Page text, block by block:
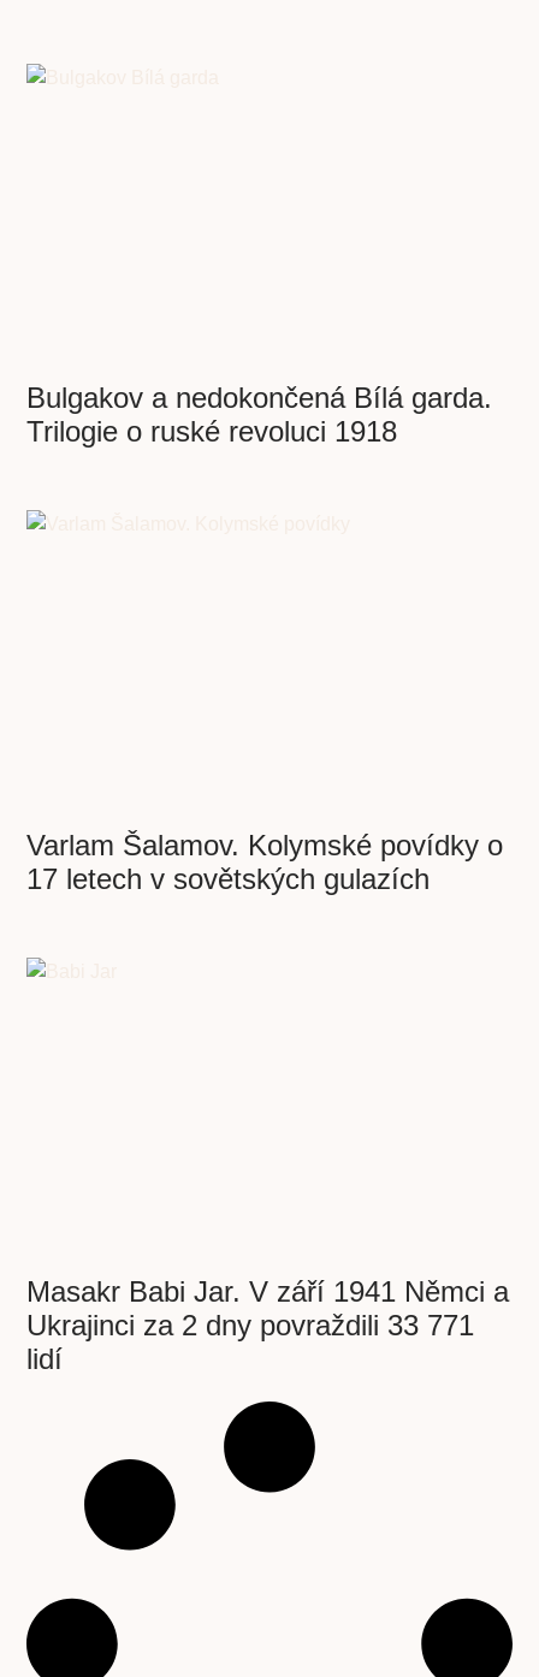
Bulgakov a nedokončená Bílá garda.
Trilogie o ruské revoluci 1918
Varlam Šalamov. Kolymské povídky o
17 letech v sovětských gulazích
Masakr Babi Jar. V září 1941 Němci a
Ukrajinci za 2 dny povraždili 33 771
lidí